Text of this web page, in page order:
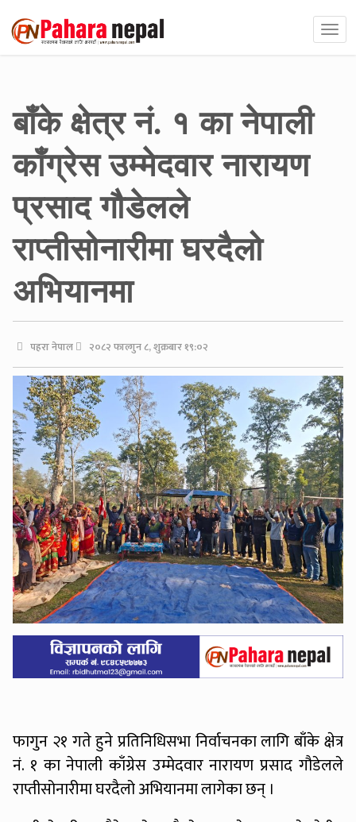
बाँके क्षेत्र नं. १ का नेपाली
काँग्रेस उम्मेदवार नारायण
प्रसाद गौडेलले
राप्तीसोनारीमा घरदैलो
अभियानमा
पहरा नेपाल २०८२ फाल्गुन ८, शुक्रबार १९:०२
फागुन २१ गते हुने प्रतिनिधिसभा निर्वाचनका लागि बाँके क्षेत्र
नं. १ का नेपाली काँग्रेस उम्मेदवार नारायण प्रसाद गौडेलले
राप्तीसोनारीमा घरदैलो अभियानमा लागेका छन् ।